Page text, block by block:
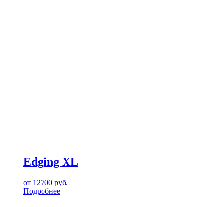
Edging XL
от 12700 руб.
Подробнее